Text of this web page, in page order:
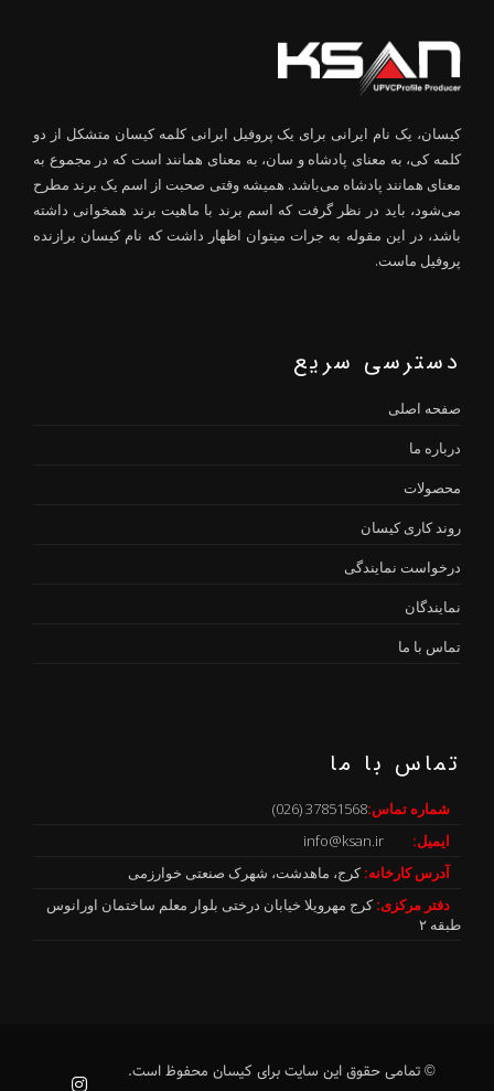
کیسان، یک نام ایرانی برای یک پروفیل ایرانی کلمه کیسان متشکل از دو
کلمه کی، به معنای پادشاه و سان، به معنای همانند است که در مجموع به
معنای همانند پادشاه می‌باشد. همیشه وقتی صحبت از اسم یک برند مطرح
می‌شود، باید در نظر گرفت که اسم برند با ماهیت برند همخوانی داشته
باشد، در این مقوله به جرات میتوان اظهار داشت که نام کیسان برازنده
پروفیل ماست.
دسترسی سریع
صفحه اصلی
درباره ما
محصولات
روند کاری کیسان
درخواست نمایندگی
نمایندگان
تماس با ما
تماس با ما
شماره تماس:37851568 (026)
ایمیل:
info@ksan.ir
آدرس کارخانه:کرج، ماهدشت، شهرک صنعتی خوارزمی
دفتر مرکزی:کرج مهرویلا خیابان درختی بلوار معلم ساختمان اورانوس
طبقه ۲
© تمامی حقوق این سایت برای کیسان محفوظ است.